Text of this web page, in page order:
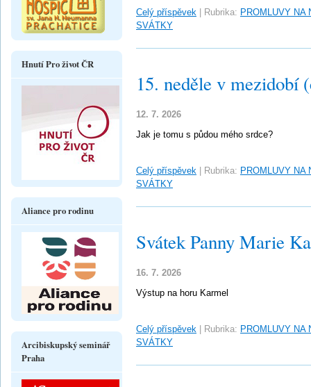
Celý příspěvek Rubrika: PROMLUVY NA
SVÁTKY
15. neděle v mezidobí
12. 7. 2026
Jak je tomu s půdou mého srdce?
Celý příspěvek Rubrika: PROMLUVY NA
SVÁTKY
Svátek Panny Marie
16. 7. 2026
Výstup na horu Karmel
Celý příspěvek Rubrika: PROMLUVY NA
SVÁTKY
Hnutí Pro život ČR
Aliance pro rodinu
Arcibiskupský seminář
Praha